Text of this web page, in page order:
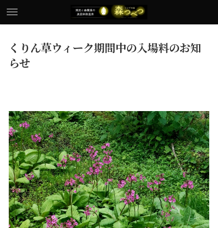
くりん草ウィーク期間中の入場料のお知
らせ